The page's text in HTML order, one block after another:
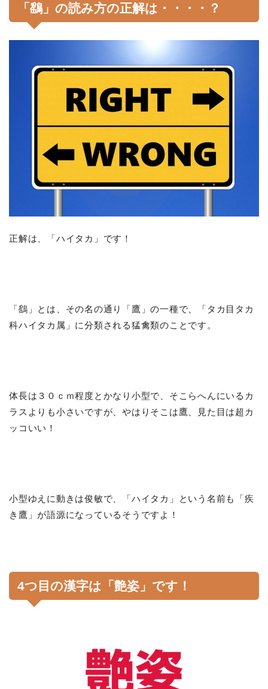
「鷂」の読み方の正解は・・・・？
正解は、「ハイタカ」です！
「鷂」とは、その名の通り「鷹」の一種で、「タカ目タカ
科ハイタカ属」に分類される猛禽類のことです。
体長は３０ｃｍ程度とかなり小型で、そこらへんにいるカ
ラスよりも小さいですが、やはりそこは鷹、見た目は超カ
ッコいい！
小型ゆえに動きは俊敏で、「ハイタカ」という名前も「疾
き鷹」が語源になっているそうですよ！
4つ目の漢字は「艶姿」です！